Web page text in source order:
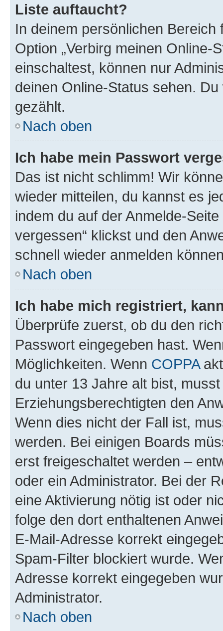
Liste auftaucht?
In deinem persönlichen
Option „Verbirg meinen Online-
einschaltest, können nur
deinen Online-Status sehen.
gezählt.
Nach oben
Ich habe mein Passwort
Das ist nicht schlimm! Wir
wieder mitteilen, du kannst es
indem du auf der Anmelde-
vergessen“ klickst und den
schnell wieder anmelden
Nach oben
Ich habe mich registriert,
Überprüfe zuerst, ob du den
Passwort eingegeben hast.
Möglichkeiten. Wenn COPPA
du unter 13 Jahre alt bist,
Erziehungsberechtigten den
Wenn dies nicht der Fall ist,
werden. Bei einigen Boards
erst freigeschaltet werden –
oder ein Administrator. Bei der
eine Aktivierung nötig ist oder
folge den dort enthaltenen
E-Mail-Adresse korrekt
Spam-Filter blockiert wurde.
Adresse korrekt eingegeben
Administrator.
Nach oben